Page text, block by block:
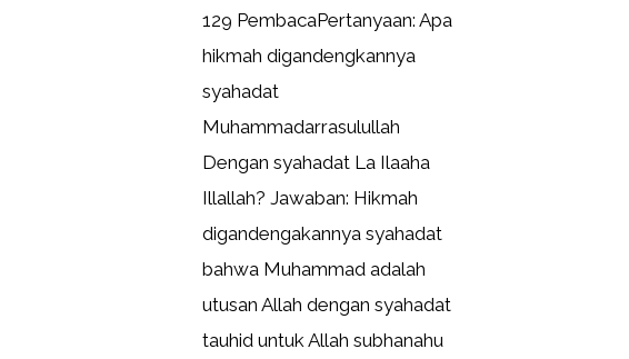
129 PembacaPertanyaan: Apa
hikmah digandengkannya
syahadat
Muhammadarrasulullah
Dengan syahadat La Ilaaha
Illallah? Jawaban: Hikmah
digandengakannya syahadat
bahwa Muhammad adalah
utusan Allah dengan syahadat
tauhid untuk Allah subhanahu